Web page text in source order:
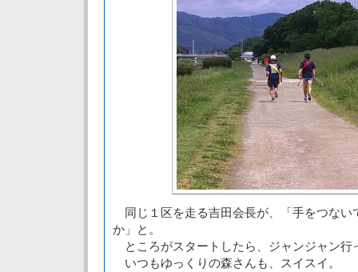
同じ１区を走る吉田会長が、「手をつない
か」と。
ところがスタートしたら、ジャンジャン行
いつもゆっくりの森さんも、スイスイ。